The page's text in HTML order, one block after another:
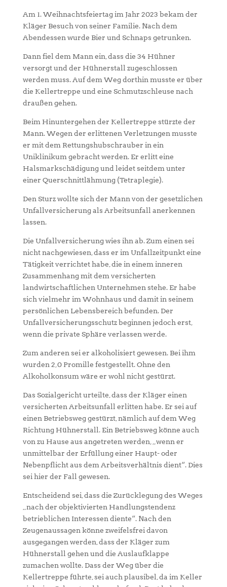
Am 1. Weihnachtsfeiertag im Jahr 2023 bekam der
Kläger Besuch von seiner Familie. Nach dem
Abendessen wurde Bier und Schnaps getrunken.
Dann fiel dem Mann ein, dass die 34 Hühner
versorgt und der Hühnerstall zugeschlossen
werden muss. Auf dem Weg dorthin musste er über
die Kellertreppe und eine Schmutzschleuse nach
draußen gehen.
Beim Hinuntergehen der Kellertreppe stürzte der
Mann. Wegen der erlittenen Verletzungen musste
er mit dem Rettungshubschrauber in ein
Uniklinikum gebracht werden. Er erlitt eine
Halsmarkschädigung und leidet seitdem unter
einer Querschnittlähmung (Tetraplegie).
Den Sturz wollte sich der Mann von der gesetzlichen
Unfallversicherung als Arbeitsunfall anerkennen
lassen.
Die Unfallversicherung wies ihn ab. Zum einen sei
nicht nachgewiesen, dass er im Unfallzeitpunkt eine
Tätigkeit verrichtet habe, die in einem inneren
Zusammenhang mit dem versicherten
landwirtschaftlichen Unternehmen stehe. Er habe
sich vielmehr im Wohnhaus und damit in seinem
persönlichen Lebensbereich befunden. Der
Unfallversicherungsschutz beginnen jedoch erst,
wenn die private Sphäre verlassen werde.
Zum anderen sei er alkoholisiert gewesen. Bei ihm
wurden 2,0 Promille festgestellt. Ohne den
Alkoholkonsum wäre er wohl nicht gestürzt.
Das Sozialgericht urteilte, dass der Kläger einen
versicherten Arbeitsunfall erlitten habe. Er sei auf
einen Betriebsweg gestürzt, nämlich auf dem Weg
Richtung Hühnerstall. Ein Betriebsweg könne auch
von zu Hause aus angetreten werden, „wenn er
unmittelbar der Erfüllung einer Haupt- oder
Nebenpflicht aus dem Arbeitsverhältnis dient“. Dies
sei hier der Fall gewesen.
Entscheidend sei, dass die Zurücklegung des Weges
„nach der objektivierten Handlungstendenz
betrieblichen Interessen diente“. Nach den
Zeugenaussagen könne zweifelsfrei davon
ausgegangen werden, dass der Kläger zum
Hühnerstall gehen und die Auslaufklappe
zumachen wollte. Dass der Weg über die
Kellertreppe führte, sei auch plausibel, da im Keller